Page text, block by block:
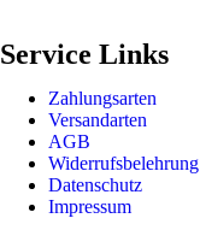
Service Links
Zahlungsarten
Versandarten
AGB
Widerrufsbelehrung
Datenschutz
Impressum